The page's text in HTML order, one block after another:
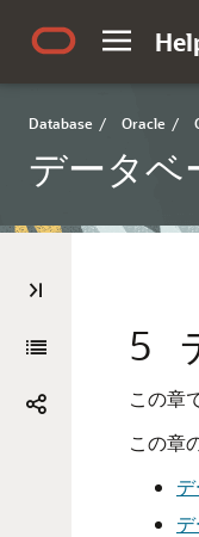
Database / Oracle /
データベ
5
この章
この章